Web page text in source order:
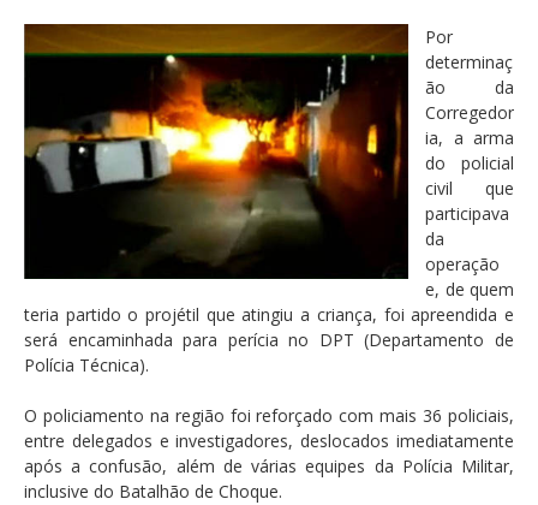
Por
determinaç
ão da
Corregedor
ia, a arma
do policial
civil que
participava
da
operação
e, de quem
teria partido o projétil que atingiu a criança, foi apreendida e
será encaminhada para perícia no DPT (Departamento de
Polícia Técnica).
O policiamento na região foi reforçado com mais 36 policiais,
entre delegados e investigadores, deslocados imediatamente
após a confusão, além de várias equipes da Polícia Militar,
inclusive do Batalhão de Choque.